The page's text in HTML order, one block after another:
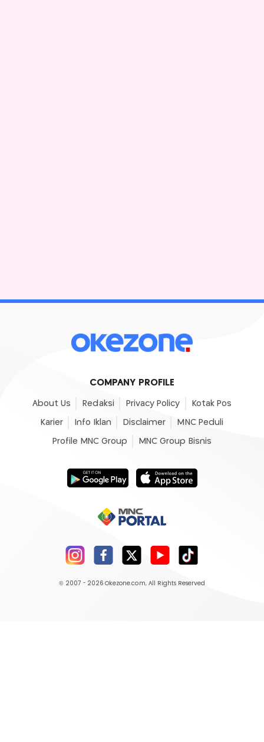
COMPANY PROFILE
About Us Redaksi Privacy Policy Kotak Pos
Karier Info Iklan Disclaimer MNC Peduli
Profile MNC Group MNC Group Bisnis
© 2007 - 2026 Okezone.com, All Rights Reserved